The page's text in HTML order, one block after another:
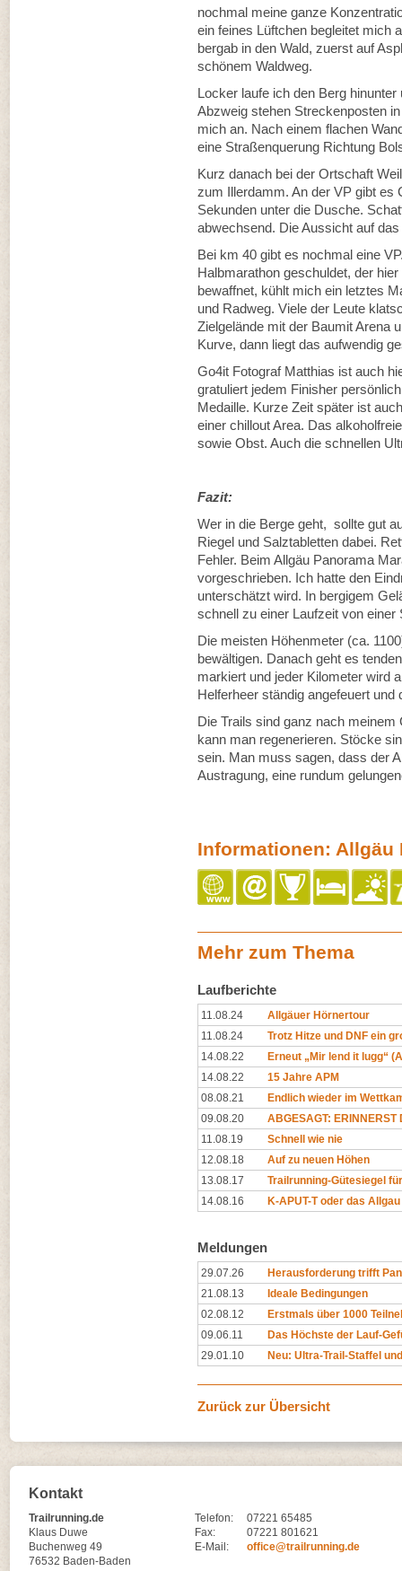
nochmal meine ganze
ein feines Lüftchen begleitet mich
bergab in den Wald, zuerst auf
schönem Waldweg.
Locker laufe ich den Berg
Abzweig stehen Streckenposten
mich an. Nach einem flachen
eine Straßenquerung Richtung
Kurz danach bei der Ortschaft
zum Illerdamm. An der VP gibt es
Sekunden unter die Dusche.
abwechsend. Die Aussicht auf
Bei km 40 gibt es nochmal eine
Halbmarathon geschuldet, der
bewaffnet, kühlt mich ein letztes
und Radweg. Viele der Leute
Zielgelände mit der Baumit Arena
Kurve, dann liegt das aufwendig
Go4it Fotograf Matthias ist auch
gratuliert jedem Finisher
Medaille. Kurze Zeit später ist
einer chillout Area. Das
sowie Obst. Auch die schnellen
Fazit:
Wer in die Berge geht, sollte gut
Riegel und Salztabletten dabei.
Fehler. Beim Allgäu Panorama
vorgeschrieben. Ich hatte den
unterschätzt wird. In bergigem
schnell zu einer Laufzeit von einer
Die meisten Höhenmeter (ca.
bewältigen. Danach geht es
markiert und jeder Kilometer wird
Helferheer ständig angefeuert
Die Trails sind ganz nach
kann man regenerieren. Stöcke
sein. Man muss sagen, dass der
Austragung, eine rundum
Informationen: Allgäu
Mehr zum Thema
Laufberichte
11.08.24
Allgäuer Hörnertour
11.08.24
Trotz Hitze und DNF ein
14.08.22
Erneut „Mir lend it lugg“
14.08.22
15 Jahre APM
08.08.21
Endlich wieder im
09.08.20
ABGESAGT: ERINNERST
11.08.19
Schnell wie nie
12.08.18
Auf zu neuen Höhen
13.08.17
Trailrunning-Gütesiegel
14.08.16
K-APUT-T oder das
Meldungen
29.07.26
Herausforderung trifft
21.08.13
Ideale Bedingungen
02.08.12
Erstmals über 1000
09.06.11
Das Höchste der Lauf-
29.01.10
Neu: Ultra-Trail-Staffel
Zurück zur Übersicht
Kontakt
Trailrunning.de
Klaus Duwe
Buchenweg 49
76532 Baden-Baden
Telefon:
07221 65485
Fax:
07221 801621
E-Mail:
office@trailrunning.de